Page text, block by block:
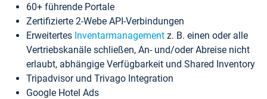
60+ führende Portale
Zertifizierte 2-Webe API-Verbindungen
Erweitertes Inventarmanagement z. B. einen oder alle
Vertriebskanäle schließen, An- und/oder Abreise nicht
erlaubt, abhängige Verfügbarkeit und Shared Inventory
Tripadvisor und Trivago Integration
Google Hotel Ads